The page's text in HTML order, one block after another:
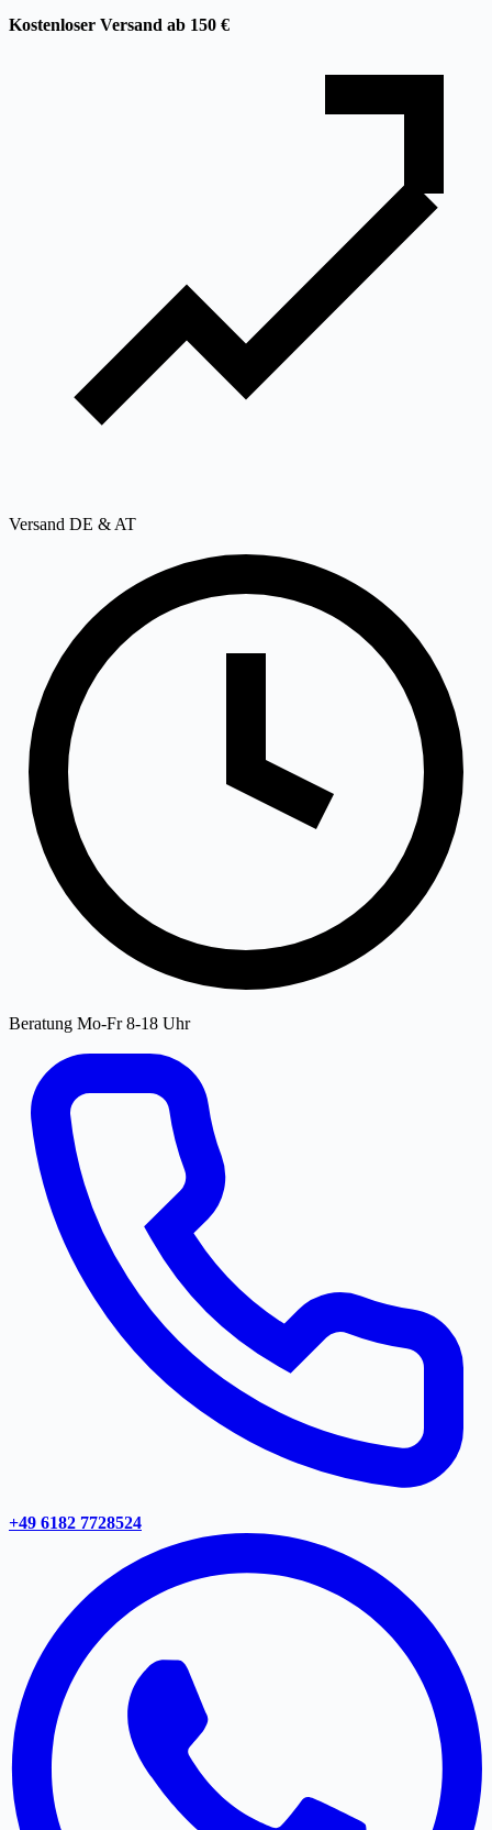
Kostenloser Versand ab 150 €
Versand DE & AT
Beratung Mo-Fr 8-18 Uhr
+49 6182 7728524